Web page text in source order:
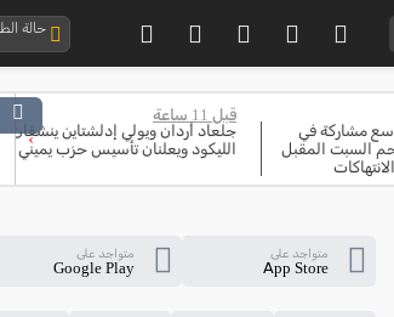
حالة
مشاركة في
السبت المقبل
قبل 11 ساعة
جلعاد أردان ويولي إدلشتاين ينشقان
الليكود ويعلنان تأسيس حزب يميني
›
متواجد على
App Store
متواجد على
Google Play